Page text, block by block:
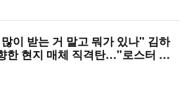
이 받는 거 말고 뭐가 있나" 김하
한 현지 매체 직격탄…"로스터 한